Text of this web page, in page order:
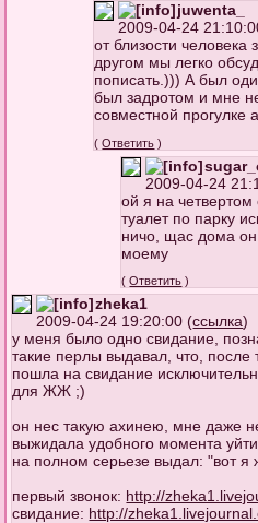
juwenta_
2009-04-24
от близости
другом мы легко
пописать.))) А был
был задротом и мне
совместной прогулке
(Ответить )
2009-04-24
ой я на
туалет по парку
ничо, щас дома он
моему
(Ответить )
zheka1
2009-04-24 19:20:00 (ссылка)
у меня было одно свидание,
такие перлы выдавал, что, после
пошла на свидание
для ЖЖ ;)
он нес такую aхинею, мне даже
выжидала удобного момента
на полном серьезе выдал: "вот
первый звонок: http://
свидание: http://